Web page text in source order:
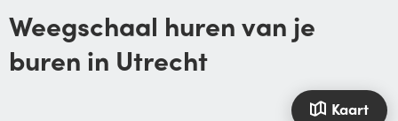
Weegschaal huren van je
buren in Utrecht
Kaart